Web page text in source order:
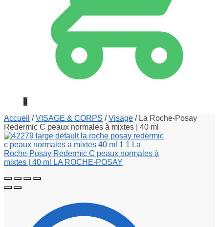
0
Accueil /VISAGE & CORPS /Visage / La Roche-Posay
Redermic C peaux normales à mixtes | 40 ml